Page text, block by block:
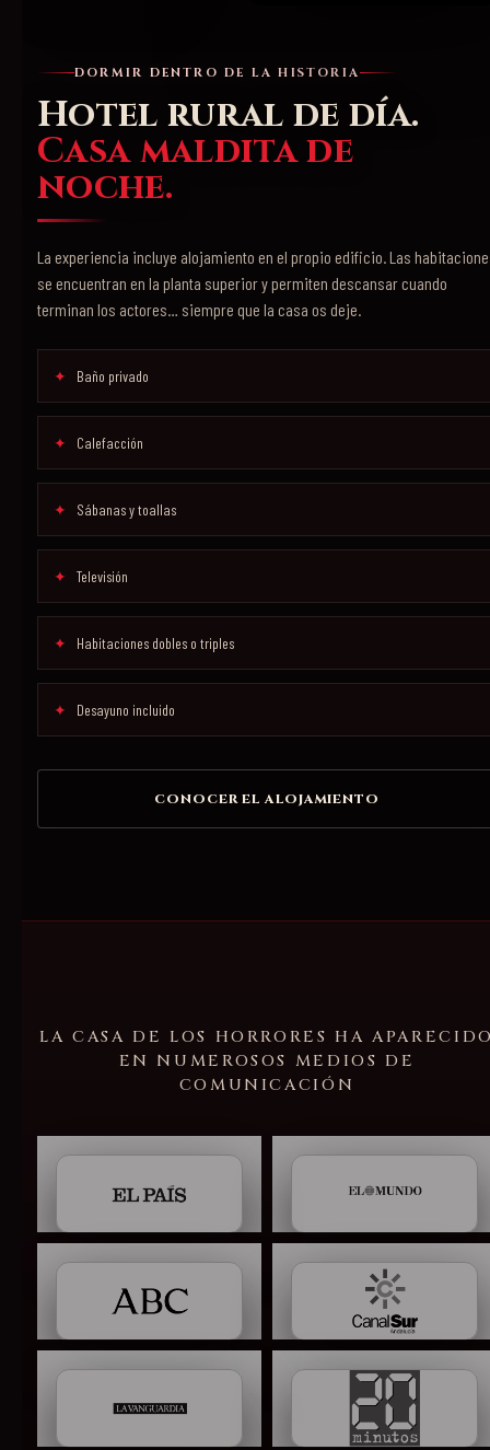
DORMIR DENTRO DE LA HISTORIA
Hotel rural de día.
Casa maldita de
noche.
La experiencia incluye alojamiento en el propio edificio. Las
se encuentran en la planta superior y permiten descansar cuando
terminan los actores… siempre que la casa os deje.
Baño privado
Calefacción
Sábanas y toallas
Televisión
Habitaciones dobles o triples
Desayuno incluido
CONOCER EL ALOJAMIENTO
LA CASA DE LOS HORRORES HA
EN NUMEROSOS MEDIOS DE
COMUNICACIÓN